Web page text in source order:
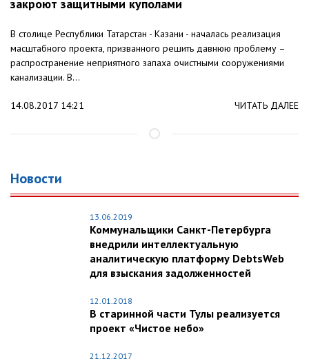
закроют защитными куполами
В столице Республики Татарстан - Казани - началась реализация
масштабного проекта, призванного решить давнюю проблему –
распространение неприятного запаха очистными сооружениями
канализации. В...
14.08.2017 14:21 ЧИТАТЬ ДАЛЕЕ
Новости
13.06.2019
Коммунальщики Санкт-Петербурга
внедрили интеллектуальную
аналитическую платформу DebtsWeb
для взыскания задолженностей
12.01.2018
В старинной части Тулы реализуется
проект «Чистое небо»
21.12.2017